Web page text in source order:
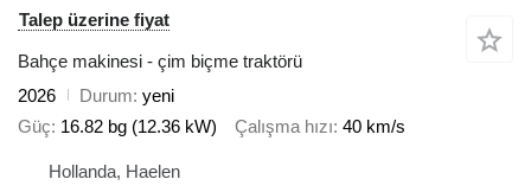
Talep üzerine fiyat
Bahçe makinesi - çim biçme traktörü
2026
Durum yeni
Güç 16.82 bg (12.36 kW) Çalışma hızı 40 km/s
Hollanda, Haelen